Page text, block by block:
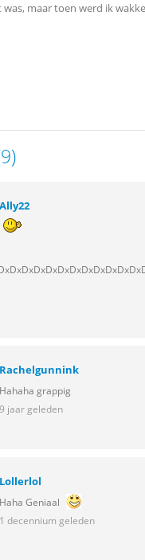
was, maar toen werd ik
Ally22
Rachelgunnink
Hahaha grappig
9 jaar geleden
Lollerlol
Haha Geniaal
1 decennium geleden